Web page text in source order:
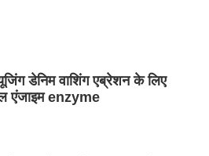
डेनिम वाशिंग एब्रेशन के लिए
एंजाइम enzyme